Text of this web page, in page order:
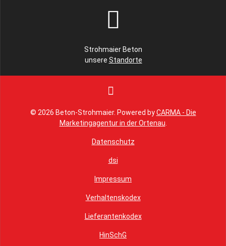
Strohmaier Beton
unsere Standorte
© 2026 Beton-Strohmaier. Powered byCARMA - Die
Marketingagentur in der Ortenau
Datenschutz
dsi
Impressum
Verhaltenskodex
Lieferantenkodex
HinSchG